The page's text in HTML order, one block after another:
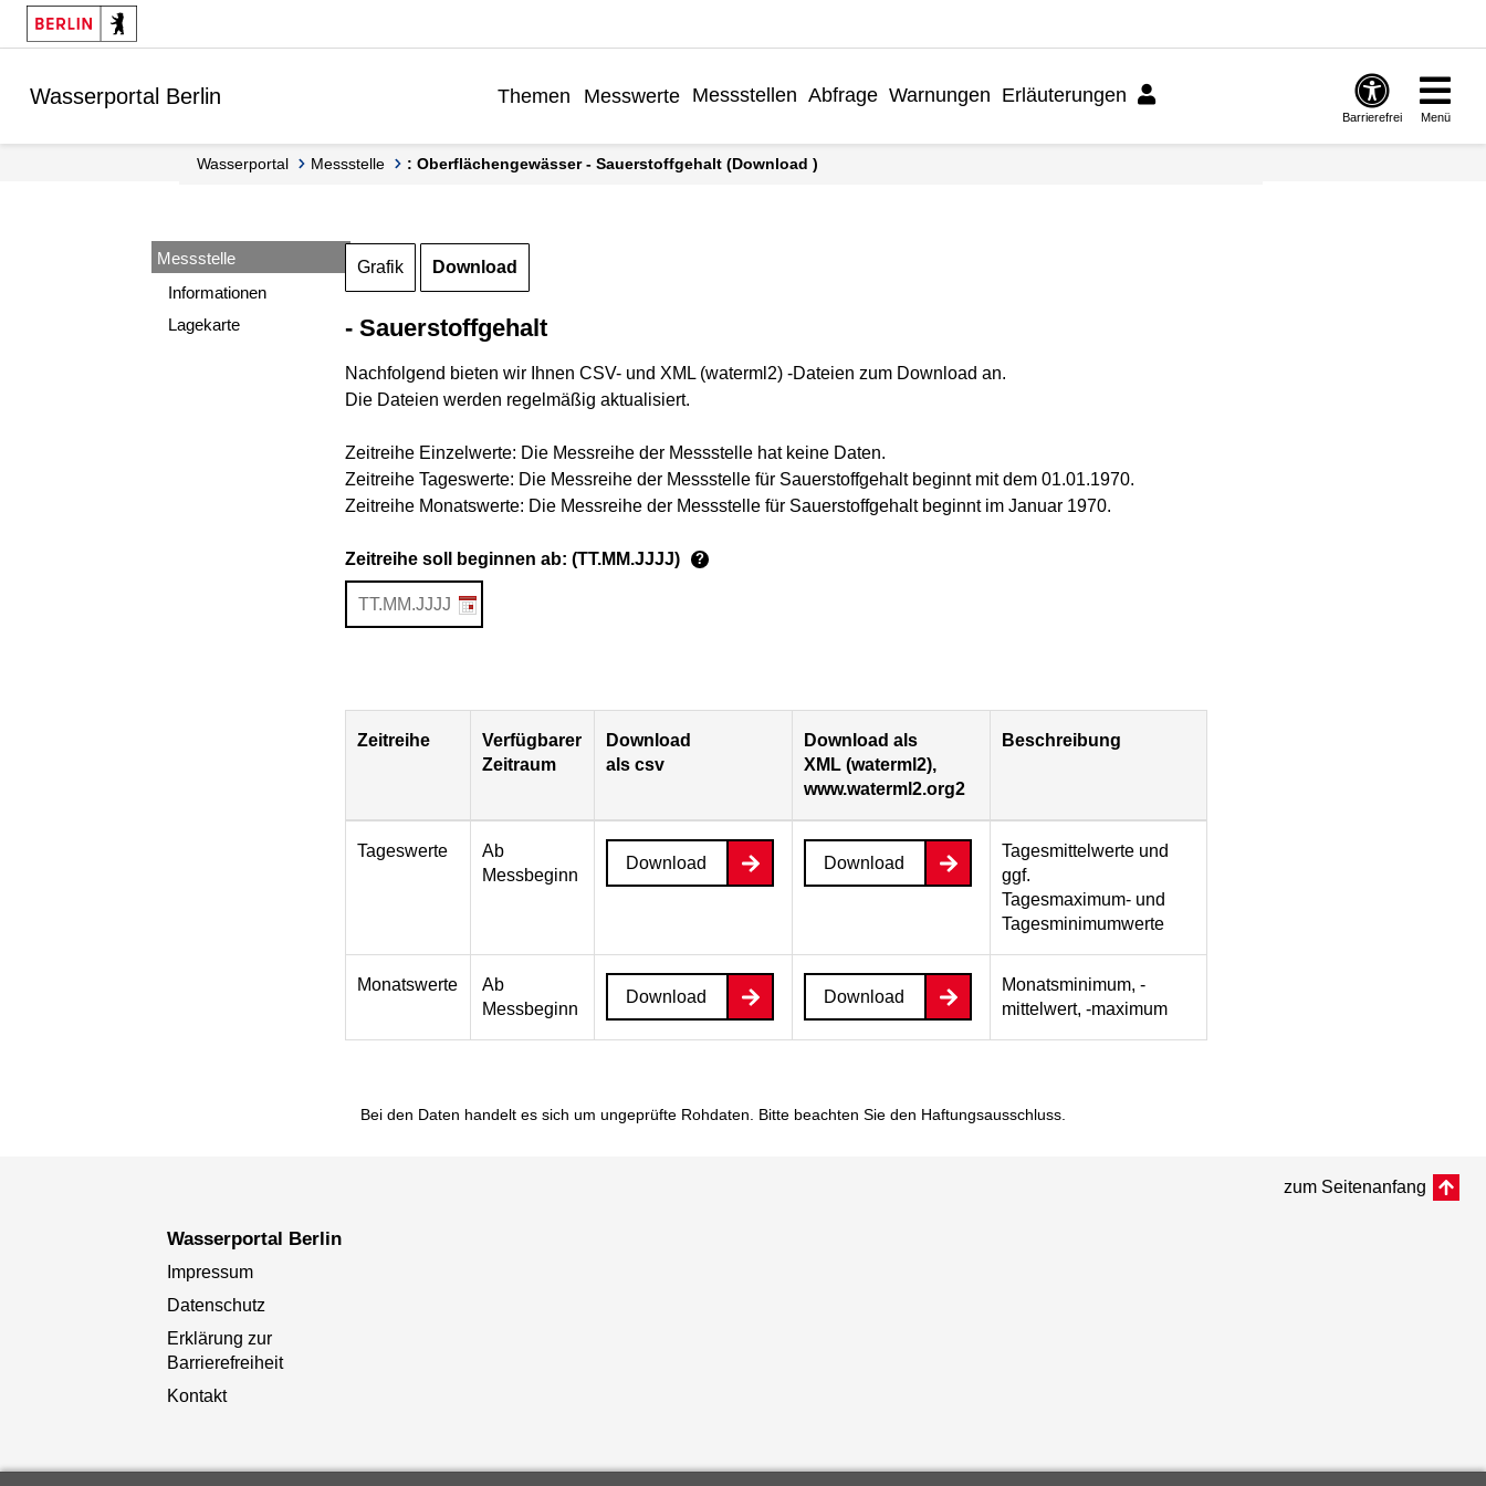
Springe zur Navigation
Springe zum Inhalt
Wasserportal Berlin Themen Messwerte Messstellen Abfrage Warnungen Erläuterungen
Barrierefrei Menü
Wasserportal Messstelle : Oberflächengewässer - Sauerstoffgehalt (Download )
Messstelle
Informationen
Lagekarte
Grafik Download
- Sauerstoffgehalt
Nachfolgend bieten wir Ihnen CSV- und XML (waterml2) -Dateien zum Download an.
Die Dateien werden regelmäßig aktualisiert.
Zeitreihe Einzelwerte: Die Messreihe der Messstelle hat keine Daten.
Zeitreihe Tageswerte: Die Messreihe der Messstelle für Sauerstoffgehalt beginnt mit dem 01.01.1970.
Zeitreihe Monatswerte: Die Messreihe der Messstelle für Sauerstoffgehalt beginnt im Januar 1970.
Zeitreihe soll beginnen ab: (TT.MM.JJJJ) ?
Zeitreihe
Verfügbarer
Zeitraum
Download
als csv
Download als
XML (waterml2),
www.waterml2.org2
Beschreibung
Tageswerte
Ab
Messbeginn
Download Download
Tagesmittelwerte und
ggf.
Tagesmaximum- und
Tagesminimumwerte
Monatswerte
Ab
Messbeginn
Download Download
Monatsminimum, -
mittelwert, -maximum
Bei den Daten handelt es sich um ungeprüfte Rohdaten. Bitte beachten Sie den Haftungsausschluss.
zum Seitenanfang
Wasserportal Berlin
Impressum
Datenschutz
Erklärung zur
Barrierefreiheit
Kontakt